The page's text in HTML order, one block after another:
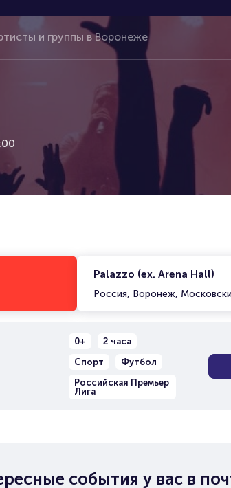
Palazzo (ex. Arena Hall)
Россия, Воронеж,
0+
2 часа
Спорт
Футбол
Российская Премьер
Лига
события у вас в